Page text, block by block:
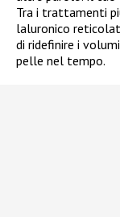
Tra i trattamenti
laluronico
di ridefinire i
pelle nel tempo.